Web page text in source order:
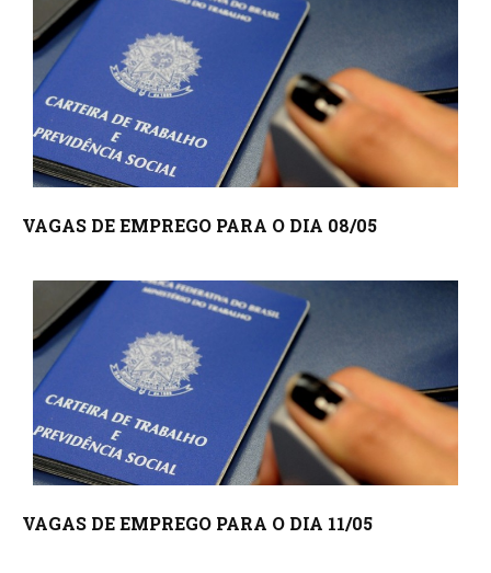
VAGAS DE EMPREGO PARA O DIA 08/05
VAGAS DE EMPREGO PARA O DIA 11/05